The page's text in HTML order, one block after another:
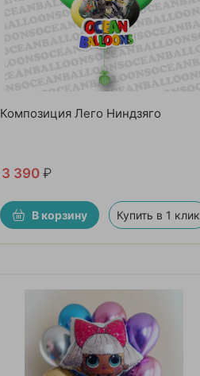
Композиция Лего Ниндзяго
3 390 ₽
В корзину Купить в 1 клик